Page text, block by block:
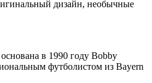
дизайн, необычные
в 1990 году Bobby
футболистом из Bayern